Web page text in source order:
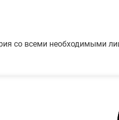
со всеми необходимыми